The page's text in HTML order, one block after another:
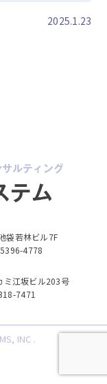
2025.1.23
袋若林ビル7F
4778
ミ江坂ビル203号
7471
INC .